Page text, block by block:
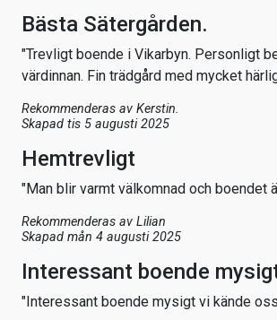
Bästa Sätergården.
"Trevligt boende i Vikarbyn. Personligt
värdinnan. Fin trädgård med mycket
Rekommenderas av Kerstin.
Skapad tis 5 augusti 2025
Hemtrevligt
"Man blir varmt välkomnad och boendet
Rekommenderas av Lilian
Skapad mån 4 augusti 2025
Interessant boende
"Interessant boende mysigt vi kände